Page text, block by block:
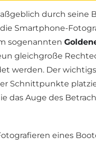
durch seine
Smartphone-
sogenannten
gleichgroße
werden. Der
Schnittpunkte
das Auge des
eines